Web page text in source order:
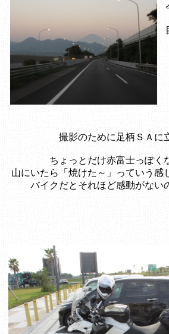
撮影のために足柄ＳＡに
ちょっとだけ赤富士っぽく
山にいたら「焼けた～」っていう感
バイクだとそれほど感動がない